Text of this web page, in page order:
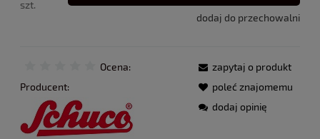
szt.
dodaj do przechowalni
Ocena:
Producent:
zapytaj o produkt
poleć znajomemu
dodaj opinię